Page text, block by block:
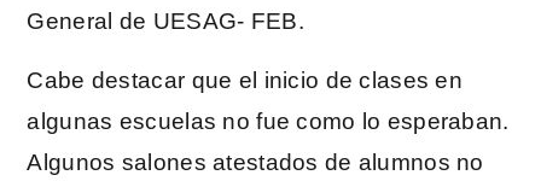
General de UESAG- FEB.
Cabe destacar que el inicio de clases en
algunas escuelas no fue como lo esperaban.
Algunos salones atestados de alumnos no